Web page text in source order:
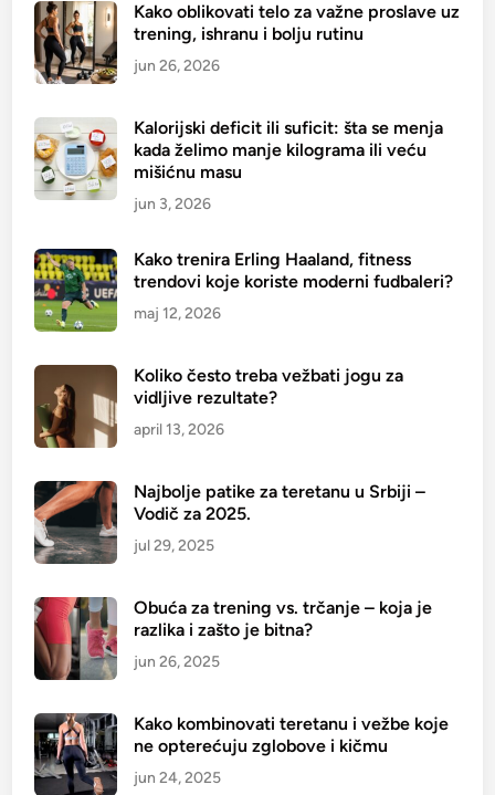
s
u
p
e
m
e
n
i
z
a
s
o
r
t
s
t
e
─
1
p
r
d
l
o
Kako oblikovati telo za važne proslave uz
trening, ishranu i bolju rutinu
jun 26, 2026
Kalorijski deficit ili suficit: šta se menja
kada želimo manje kilograma ili veću
mišićnu masu
jun 3, 2026
Kako trenira Erling Haaland, fitness
trendovi koje koriste moderni fudbaleri?
maj 12, 2026
Koliko često treba vežbati jogu za
vidljive rezultate?
april 13, 2026
Najbolje patike za teretanu u Srbiji –
Vodič za 2025.
jul 29, 2025
Obuća za trening vs. trčanje – koja je
razlika i zašto je bitna?
jun 26, 2025
Kako kombinovati teretanu i vežbe koje
ne opterećuju zglobove i kičmu
jun 24, 2025